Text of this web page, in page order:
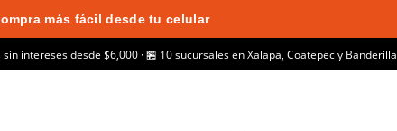
más fácil desde tu celular
intereses desde $6,000 · 🏪 10 sucursales en Xalapa, Coatepec y Banderilla